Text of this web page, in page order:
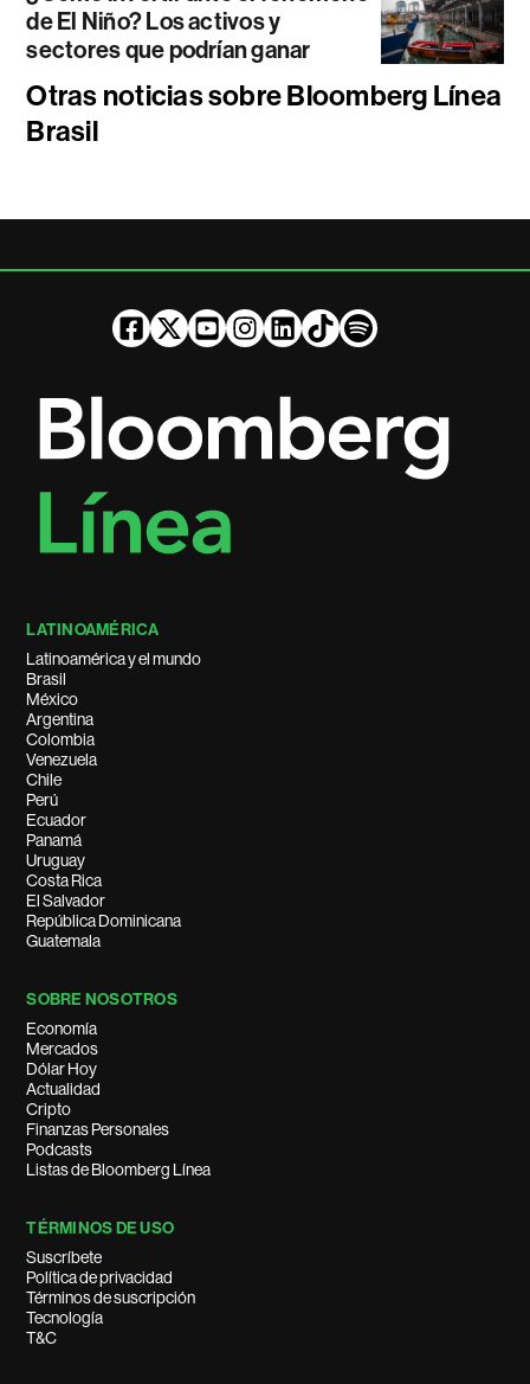
de El Niño? Los activos y
sectores que podrían ganar
Otras noticias sobre Bloomberg Línea
Brasil
LATINOAMÉRICA
Latinoamérica y el mundo
Brasil
México
Argentina
Colombia
Venezuela
Chile
Perú
Ecuador
Panamá
Uruguay
Costa Rica
El Salvador
República Dominicana
Guatemala
SOBRE NOSOTROS
Economía
Mercados
Dólar Hoy
Actualidad
Cripto
Finanzas Personales
Podcasts
Listas de Bloomberg Línea
TÉRMINOS DE USO
Suscríbete
Política de privacidad
Términos de suscripción
Tecnología
T&C